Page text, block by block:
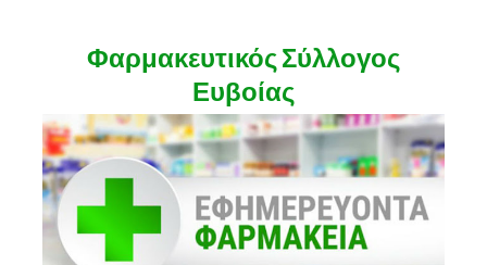
Φαρμακευτικός Σύλλογος
Ευβοίας